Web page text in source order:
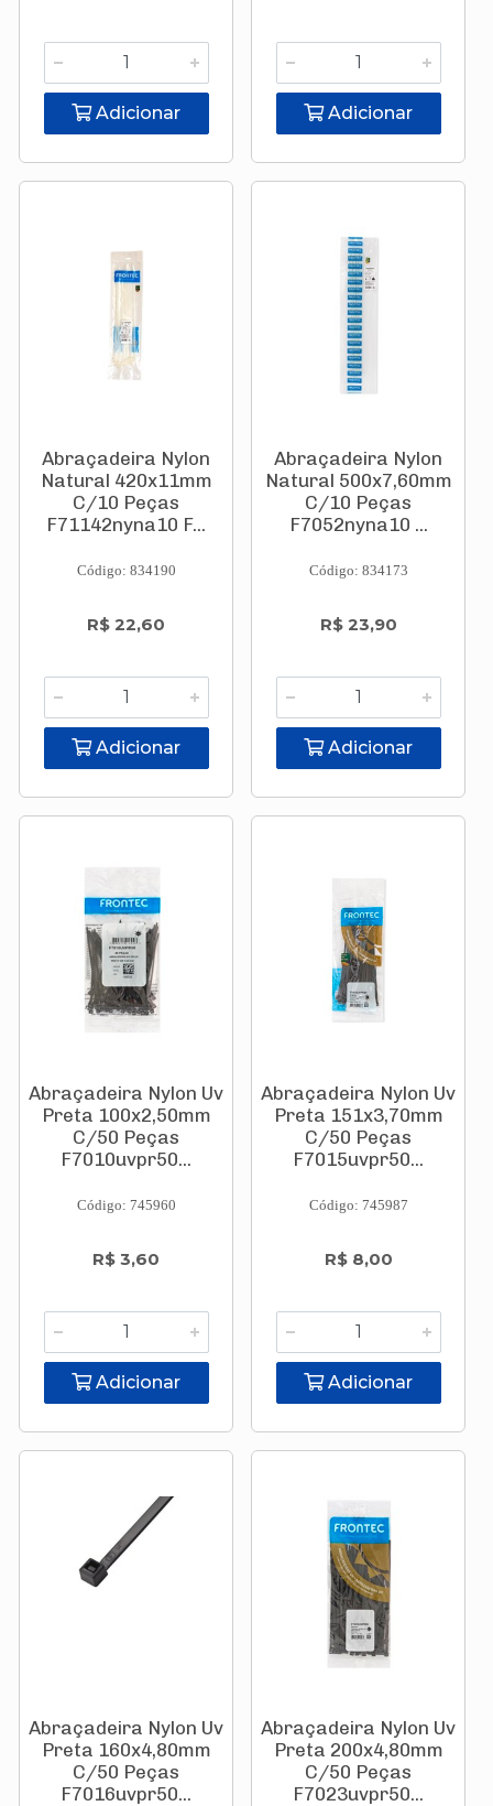
Adicionar Adicionar
Abraçadeira Nylon
Natural 420x11mm
C/10 Peças
F71142nyna10 F...
Código: 834190
R$ 22,60
Adicionar
Abraçadeira Nylon
Natural 500x7,60mm
C/10 Peças
F7052nyna10 ...
Código: 834173
R$ 23,90
Adicionar
Abraçadeira Nylon Uv
Preta 100x2,50mm
C/50 Peças
F7010uvpr50...
Código: 745960
R$ 3,60
Adicionar
Abraçadeira Nylon Uv
Preta 151x3,70mm
C/50 Peças
F7015uvpr50...
Código: 745987
R$ 8,00
Adicionar
Abraçadeira Nylon Uv
Preta 160x4,80mm
C/50 Peças
F7016uvpr50...
Abraçadeira Nylon Uv
Preta 200x4,80mm
C/50 Peças
F7023uvpr50...